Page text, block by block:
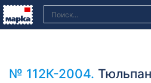
№ 112К-2004.